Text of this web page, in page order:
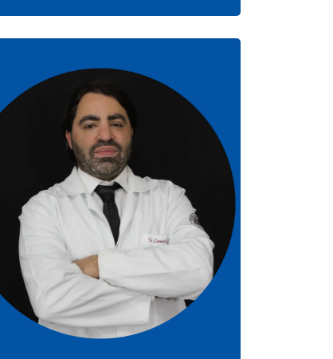
Dr Leonardo de Freitas
CRO-PR: 21096
Cirurgia e Traumatologia Buco Maxilo
Facial